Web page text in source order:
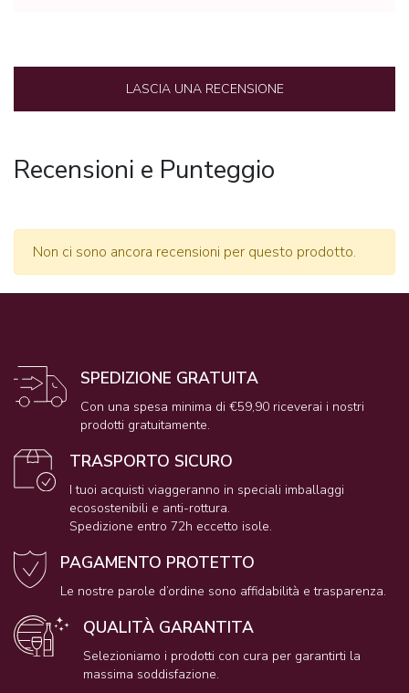
LASCIA UNA RECENSIONE
Recensioni e Punteggio
Non ci sono ancora recensioni per questo prodotto.
SPEDIZIONE GRATUITA
Con una spesa minima di €59,90 riceverai i nostri
prodotti gratuitamente.
TRASPORTO SICURO
I tuoi acquisti viaggeranno in speciali imballaggi
ecosostenibili e anti-rottura.
Spedizione entro 72h eccetto isole.
PAGAMENTO PROTETTO
Le nostre parole d’ordine sono affidabilità e trasparenza.
QUALITÀ GARANTITA
Selezioniamo i prodotti con cura per garantirti la
massima soddisfazione.